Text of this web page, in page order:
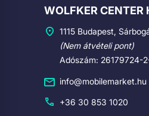
Cégadatok
WOLFKER CENTER
1115 Budapest,
(Nem átvételi pont)
Adószám: 26179724-
info@mobilemarket.hu
+36 30 853 1020